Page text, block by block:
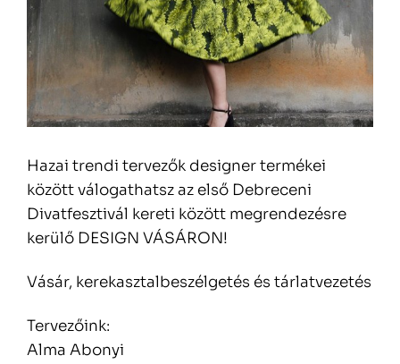
Hazai trendi tervezők designer termékei
között válogathatsz az első Debreceni
Divatfesztivál kereti között megrendezésre
kerülő DESIGN VÁSÁRON!
Vásár, kerekasztalbeszélgetés és tárlatvezetés
Tervezőink:
Alma Abonyi